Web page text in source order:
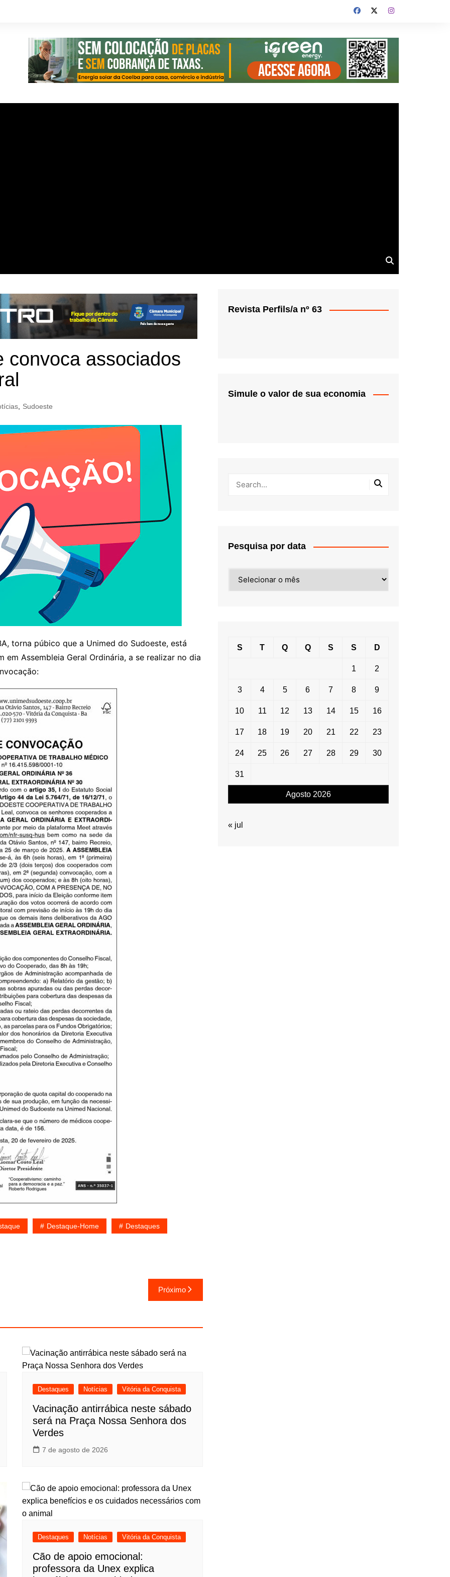
convoca associados
Sudoeste
torna púbico que a Unimed do Sudoeste, está
Assembleia Geral Ordinária, a se realizar no dia
Destaque-Home Destaques
Próximo
Destaques Notícias Vitória da Conquista
Vacinação antirrábica neste sábado
será na Praça Nossa Senhora dos
Verdes
7 de agosto de 2026
Destaques Notícias Vitória da Conquista
Cão de apoio emocional:
professora da Unex explica
Revista Perfils/a nº 63
Simule o valor de sua economia
Pesquisa por data
por
Agosto 2026
S T Q Q S S D
1 2
3 4 5 6 7 8 9
10 11 12 13 14 15 16
17 18 19 20 21 22 23
24 25 26 27 28 29 30
31
« jul